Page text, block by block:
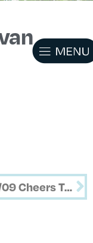
10 – 11/09 Cheers To Us – Expo Keramiek